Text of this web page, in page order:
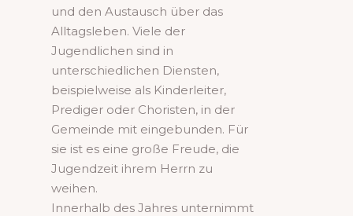
und den Austausch über das
Alltagsleben. Viele der
Jugendlichen sind in
unterschiedlichen Diensten,
beispielweise als Kinderleiter,
Prediger oder Choristen, in der
Gemeinde mit eingebunden. Für
sie ist es eine große Freude, die
Jugendzeit ihrem Herrn zu
weihen.
Innerhalb des Jahres unternimmt